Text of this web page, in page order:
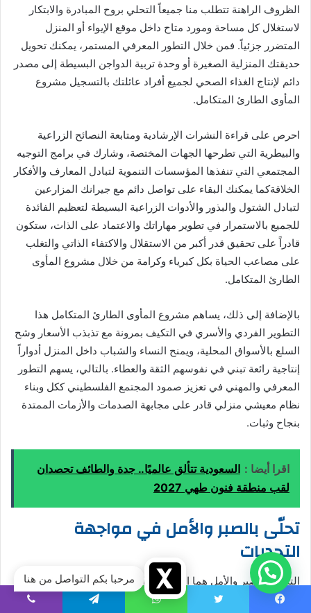
مرحبا بكم التواصل من هنا
الظروف الراهنة تتطلب منا جميعاً التحلي بروح المبادرة والابتكار
لاستغلال كل مساحة ومورد متاح داخل موقع الإيواء أو المنزل
المتضرر جزئياً. فمن خلال التطور المعرفي المستمر، يمكنك تحويل
حديقتك المنزلية الصغيرة أو وحدة تربية الدواجن البسيطة إلى مصدر
دائم لإنتاج الغذاء الصحي لجميع أفراد عائلتك بالتسجيل مشروع
المأوى الطارئ المتكامل.
احرص على قراءة النشرات الإرشادية ومتابعة النصائح الزراعية
والبيطرية التي تطرحها الجهات المختصة، وشارك في برامج التوجيه
المجتمعي التي تنفذها المؤسسات التنموية لتبادل المعارف والأفكار
الخلاقةكما يمكنك البقاء على تواصل دائم مع جيرانك المزارعين
لتبادل الشتول والبذور والأدوات الزراعية البسيطة لتعظيم الفائدة
للجميع بالاستمرار في تطوير مهاراتك والاعتماد على الذات، ستكون
قادراً على تحقيق قدر أكبر من الاستقلال والاكتفاء الذاتي والتغلب
على مصاعب الحياة بكل كبرياء وكرامة من خلال مشروع المأوى
الطارئ المتكامل.
بالإضافة إلى ذلك، يساهم مشروع المأوى الطارئ المتكامل هذا
التطوير الفردي والأسري في التكيف بمرونة مع تذبذب الأسعار وشح
السلع بالأسواق المحلية، ويمنح النساء والشباب داخل المنزل أدواراً
إنتاجية رائعة تبني في نفوسهم الثقة والعطاء. بالتالي، يسهم التطور
المعرفي والمهني في تعزيز صمود المجتمع الفلسطيني ككل وبناء
نظام معيشي منزلي قادر على مجابهة الصدمات والأزمات الممتدة
بنجاح وثبات.
اقرا أيضا : السعودية تتألق عالميًا.. جدة والطائف تحصدان
لقب منطقة فنون طهي 2027
تحلّى بالصبر والأمل في مواجهة
التحديات
التحلي بالصبر والأمل هما المحركان الحقيقيان اللذان يمكناننا من
تجاوز العقبات وتأمين العيش الكريم لأسرتنا في هذا العالم المليء